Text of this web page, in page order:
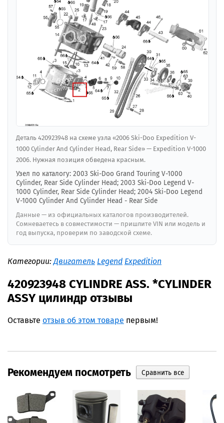
Деталь 420923948 на схеме узла «2006 Ski-Doo Expedition V-
1000 Cylinder And Cylinder Head, Rear Side» — Expedition V-1000
2006. Нужная позиция обведена красным.
Узел по каталогу: 2003 Ski-Doo Grand Touring V-1000
Cylinder, Rear Side Cylinder Head; 2003 Ski-Doo Legend V-
1000 Cylinder, Rear Side Cylinder Head; 2004 Ski-Doo Legend
V-1000 Cylinder And Cylinder Head - Rear Side
Данные — из официальных каталогов производителей.
Сомневаетесь в совместимости — пришлите VIN или модель и
год выпуска, проверим по заводской схеме.
Категории:Двигатель Legend Expedition
420923948 CYLINDRE ASS. *CYLINDER
ASSY цилиндр отзывы
Оставьте отзыв об этом товаре первым!
Рекомендуем посмотреть